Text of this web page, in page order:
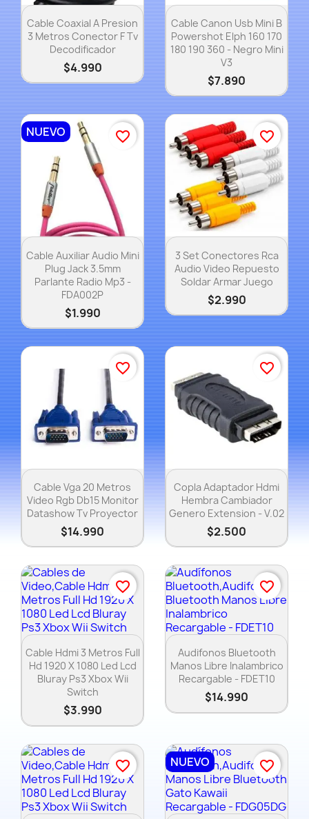
Vista rápida
Cable Coaxial A Presion
3 Metros Conector F Tv
Decodificador
$4.990
Vista rápida
Cable Canon Usb Mini B
Powershot Elph 160 170
180 190 360 - Negro Mini
V3
$7.890
Vista rápida
Cable Auxiliar Audio Mini
Plug Jack 3.5mm
Parlante Radio Mp3 -
FDA002P
$1.990
NUEVO favorite_border
Vista rápida
3 Set Conectores Rca
Audio Video Repuesto
Soldar Armar Juego
$2.990
favorite_border
Vista rápida
Cable Vga 20 Metros
Video Rgb Db15 Monitor
Datashow Tv Proyector
$14.990
favorite_border
 Vista rápida
Copla Adaptador Hdmi
Hembra Cambiador
Genero Extension - V.02
$2.500
favorite_border
Vista rápida
Cable Hdmi 3 Metros Full
Hd 1920 X 1080 Led Lcd
Bluray Ps3 Xbox Wii
Switch
$3.990
favorite_border
Vista rápida
Audifonos Bluetooth
Manos Libre Inalambrico
Recargable - FDET10
$14.990
favorite_border
favorite_border NUEVO favorite_border